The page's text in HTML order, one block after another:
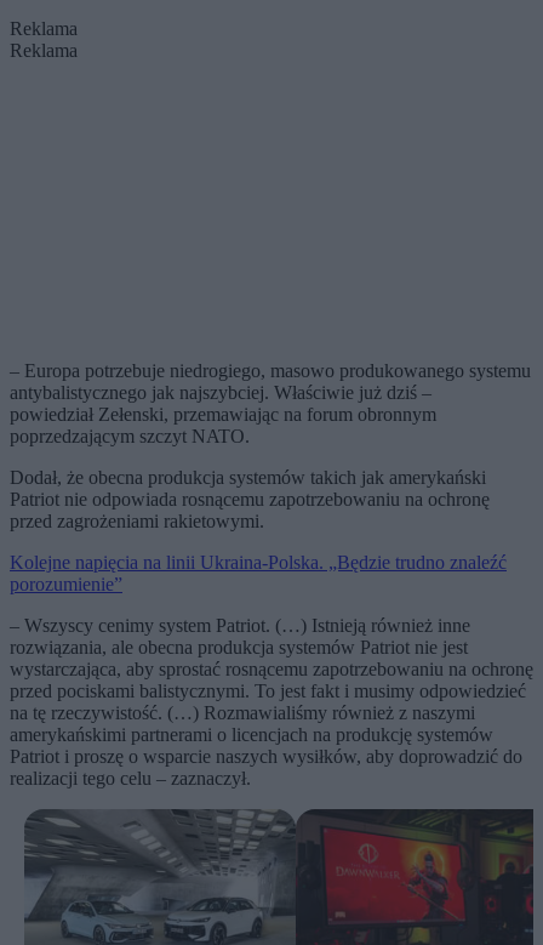
Reklama
Reklama
– Europa potrzebuje niedrogiego, masowo produkowanego systemu
antybalistycznego jak najszybciej. Właściwie już dziś –
powiedział Zełenski, przemawiając na forum obronnym
poprzedzającym szczyt NATO.
Dodał, że obecna produkcja systemów takich jak amerykański
Patriot nie odpowiada rosnącemu zapotrzebowaniu na ochronę
przed zagrożeniami rakietowymi.
Kolejne napięcia na linii Ukraina-Polska. „Będzie trudno znaleźć
porozumienie”
– Wszyscy cenimy system Patriot. (…) Istnieją również inne
rozwiązania, ale obecna produkcja systemów Patriot nie jest
wystarczająca, aby sprostać rosnącemu zapotrzebowaniu na ochronę
przed pociskami balistycznymi. To jest fakt i musimy odpowiedzieć
na tę rzeczywistość. (…) Rozmawialiśmy również z naszymi
amerykańskimi partnerami o licencjach na produkcję systemów
Patriot i proszę o wsparcie naszych wysiłków, aby doprowadzić do
realizacji tego celu – zaznaczył.